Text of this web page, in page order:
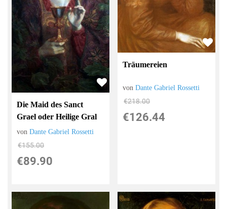
Die Maid des Sanct
Grael oder Heilige Gral
vonDante Gabriel Rossetti
€155.00
€89.90
Träumereien
vonDante Gabriel Rossetti
€218.00
€126.44